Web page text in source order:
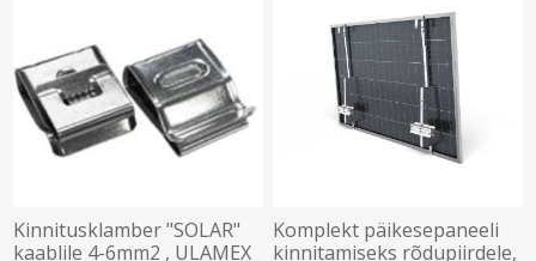
Kinnitusklamber "SOLAR"
kaablile 4-6mm2 , ULAMEX
Komplekt päikesepaneeli
kinnitamiseks rõdupiirdele,